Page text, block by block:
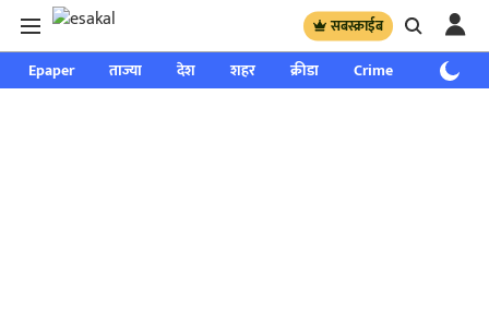
सबस्क्राईब
Epaper ताज्या देश शहर क्रीडा Crime साप्ताहिक